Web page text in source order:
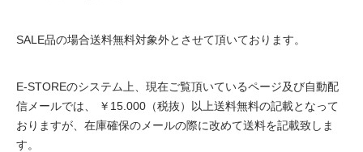
SALE品の場合送料無料対象外とさせて頂いております。
E-STOREのシステム上、現在ご覧頂いているページ及び自動配
信メールでは、 ￥15.000（税抜）以上送料無料の記載となって
おりますが、在庫確保のメールの際に改めて送料を記載致しま
す。